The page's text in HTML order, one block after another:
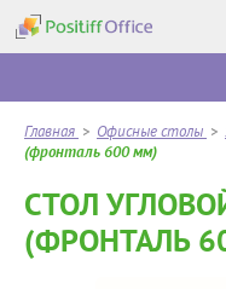
Главная > Офисные столы >
(фронталь 600 мм)
СТОЛ
(ФРОНТАЛЬ